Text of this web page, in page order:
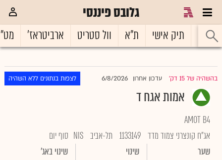
גלובס פיננסי
ראשי תיק אישי ת"א וול סטריט ארביטראז'
בהשהיה של 15 דק' עדכון אחרון 6/8/2026 לצפות בנתונים ללא השהיה
אמות אגח ד
AMOT B4
אג"ח קונצרני צמוד מדד 1133149 תל-אביב NIS סוף יום
שער
שינוי שינוי באג'